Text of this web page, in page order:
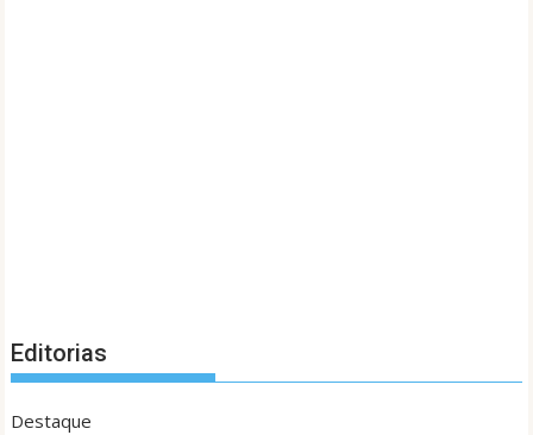
Editorias
Destaque